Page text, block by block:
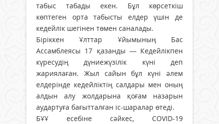
табыс табады екен. Бұл көрсеткіш
көптеген орта табысты елдер үшін де
кедейлік шегінен төмен саналады.
Біріккен Ұлттар Ұйымының Бас
Ассамблеясы 17 қазанды — Кедейлікпен
күресудің дүниежүзілік күні деп
жариялаған. Жыл сайын бұл күні әлем
елдерінде кедейліктің салдары мен оның
алдын алу жолдарына қоғам назарын
аудартуға бағытталған іс-шаралар өтеді.
БҰҰ есебіне сәйкес, COVID-19